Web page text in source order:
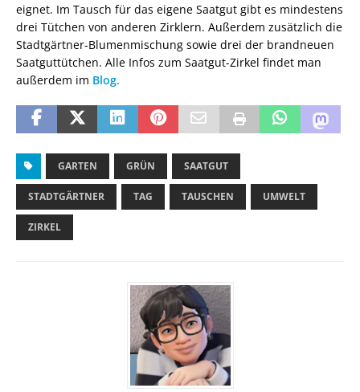
eignet. Im Tausch für das eigene Saatgut gibt es mindestens
drei Tütchen von anderen Zirklern. Außerdem zusätzlich die
Stadtgärtner-Blumenmischung sowie drei der brandneuen
Saatguttütchen. Alle Infos zum Saatgut-Zirkel findet man
außerdem im Blog.
GARTEN GRÜN SAATGUT
STADTGÄRTNER TAG TAUSCHEN UMWELT
ZIRKEL